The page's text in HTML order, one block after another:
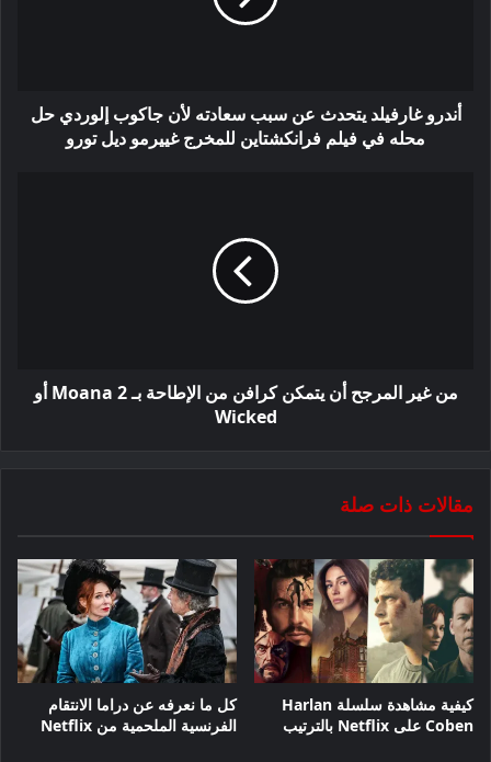
أندرو غارفيلد يتحدث عن سبب سعادته لأن جاكوب إلوردي حل
محله في فيلم فرانكشتاين للمخرج غييرمو ديل تورو
من غير المرجح أن يتمكن كرافن من الإطاحة بـ Moana 2 أو
Wicked
مقالات ذات صلة
كيفية مشاهدة سلسلة Harlan
Coben على Netflix بالترتيب
كل ما نعرفه عن دراما الانتقام
الفرنسية الملحمية من Netflix